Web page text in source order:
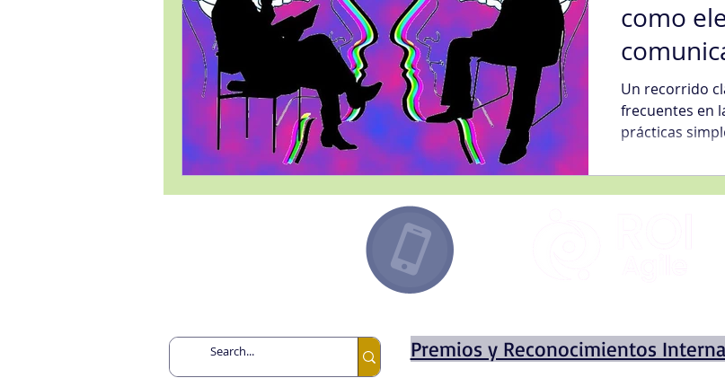
como
Un recorrido
frecuentes en
prácticas
llamado a
y qué clima
Premios y Reconocimientos